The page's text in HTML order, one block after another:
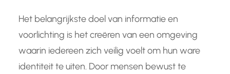
Het belangrijkste doel van informatie en
voorlichting is het creëren van een omgeving
waarin iedereen zich veilig voelt om hun ware
identiteit te uiten. Door mensen bewust te